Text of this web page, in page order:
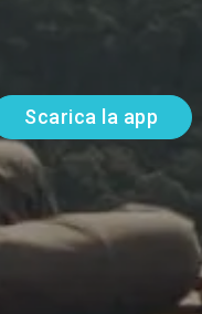
Scarica la app